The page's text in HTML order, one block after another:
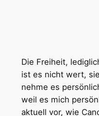
Die Freiheit,
ist es nicht wert,
nehme es
weil es mich
aktuell vor, wie